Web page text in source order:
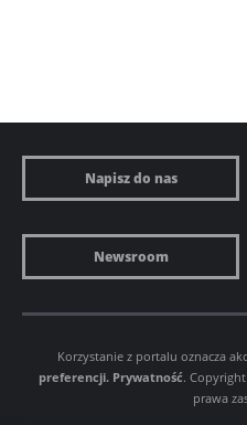
Napisz do nas
Newsroom
Korzystanie z portalu oznacza
preferencji. Prywatność.
prawa